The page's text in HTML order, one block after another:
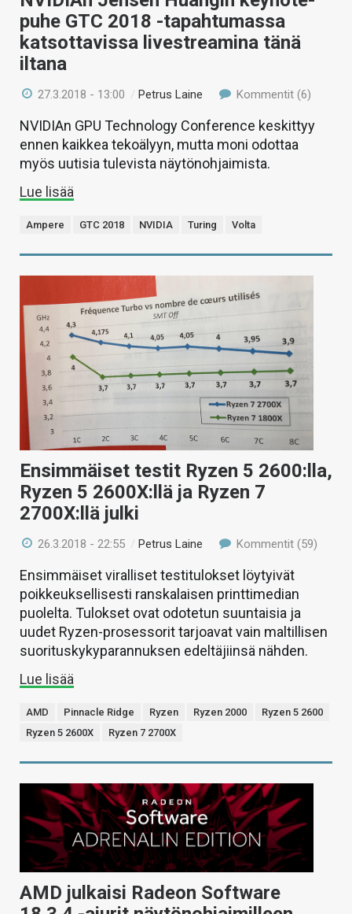
puhe GTC 2018 -tapahtumassa
katsottavissa livestreamina tänä
iltana
27.3.2018 - 13:00 /Petrus Laine Kommentit (6)
NVIDIAn GPU Technology Conference keskittyy
ennen kaikkea tekoälyyn, mutta moni odottaa
myös uutisia tulevista näytönohjaimista.
Lue lisää
Ampere GTC 2018 NVIDIA Turing Volta
Ensimmäiset testit Ryzen 5 2600:lla,
Ryzen 5 2600X:llä ja Ryzen 7
2700X:llä julki
26.3.2018 - 22:55 /Petrus Laine Kommentit (59)
Ensimmäiset viralliset testitulokset löytyivät
poikkeuksellisesti ranskalaisen printtimedian
puolelta. Tulokset ovat odotetun suuntaisia ja
uudet Ryzen-prosessorit tarjoavat vain maltillisen
suorituskykyparannuksen edeltäjiinsä nähden.
Lue lisää
AMD Pinnacle Ridge Ryzen Ryzen 2000
Ryzen 5 2600
Ryzen 5 2600X
Ryzen 7 2700X
AMD julkaisi Radeon Software